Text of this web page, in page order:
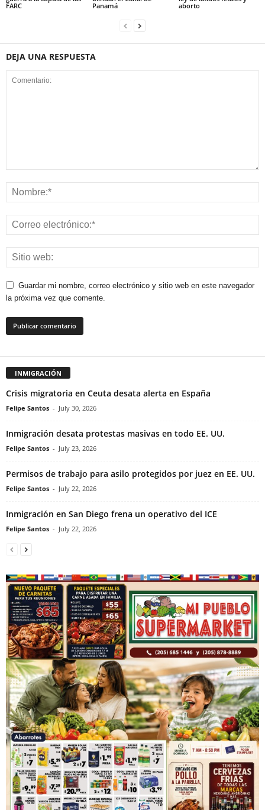
FARC
Panamá
aborto
DEJA UNA RESPUESTA
Guardar mi nombre, correo electrónico y sitio web en este navegador
la próxima vez que comente.
INMIGRACIÓN
Crisis migratoria en Ceuta desata alerta en España
Felipe Santos - July 30, 2026
Inmigración desata protestas masivas en todo EE. UU.
Felipe Santos - July 23, 2026
Permisos de trabajo para asilo protegidos por juez en EE. UU.
Felipe Santos - July 22, 2026
Inmigración en San Diego frena un operativo del ICE
Felipe Santos - July 22, 2026